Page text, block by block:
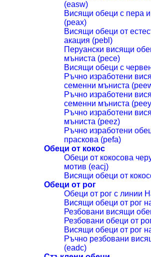
(easw)
Висящи обеци с пера
(peax)
Висящи обеци от
акация (pebl)
Перуански висящи
мъниста (pece)
Висящи обеци с
Ръчно изработени
семенни мъниста
Ръчно изработени
семенни мъниста
Ръчно изработени
мъниста (peez)
Ръчно изработени
праскова (pefa)
Обеци от кокос
Обеци от кокосова
мотив (eacj)
Висящи обеци от
Обеци от рог
Обеци от рог с линии
Висящи обеци от рог
Резбовани висящи
Резбовани обеци от
Висящи обеци от рог
Ръчно резбовани
(eadc)